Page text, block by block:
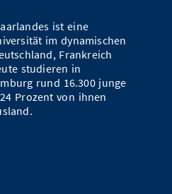
ist eine
im dynamischen
Frankreich
studieren in
rund 16.300 junge
Prozent von ihnen